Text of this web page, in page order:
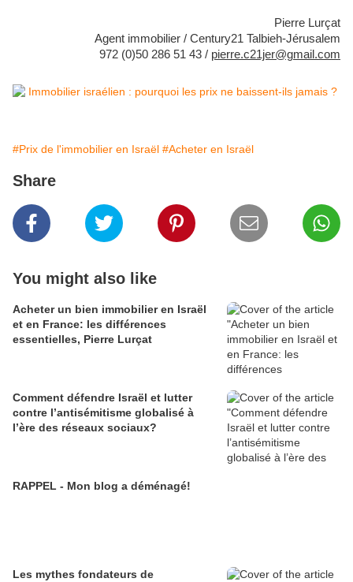
Pierre Lurçat
Agent immobilier / Century21 Talbieh-Jérusalem
972 (0)50 286 51 43 / pierre.c21jer@gmail.com
#Prix de l'immobilier en Israël #Acheter en Israël
Share
You might also like
Acheter un bien immobilier en Israël
et en France: les différences
essentielles, Pierre Lurçat
Comment défendre Israël et lutter
contre l’antisémitisme globalisé à
l’ère des réseaux sociaux?
RAPPEL - Mon blog a déménagé!
Les mythes fondateurs de